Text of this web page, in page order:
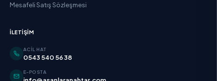
Mesafeli Satış Sözleşmesi
İLETIŞIM
ACIL HAT
0543 540 56 38
E-POSTA